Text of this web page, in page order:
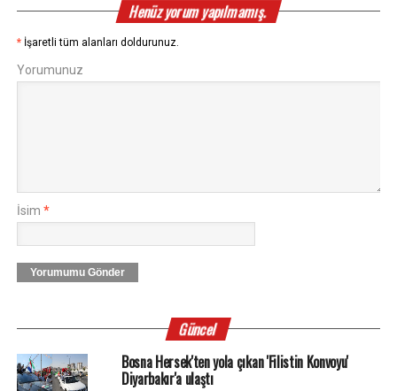
Henüz yorum yapılmamış.
* İşaretli tüm alanları doldurunuz.
Yorumunuz
İsim *
Yorumumu Gönder
Güncel
Bosna Hersek'ten yola çıkan 'Filistin Konvoyu'
Diyarbakır'a ulaştı